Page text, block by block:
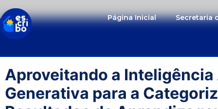
Página Inicial Secretaria
Aproveitando a
Generativa para a